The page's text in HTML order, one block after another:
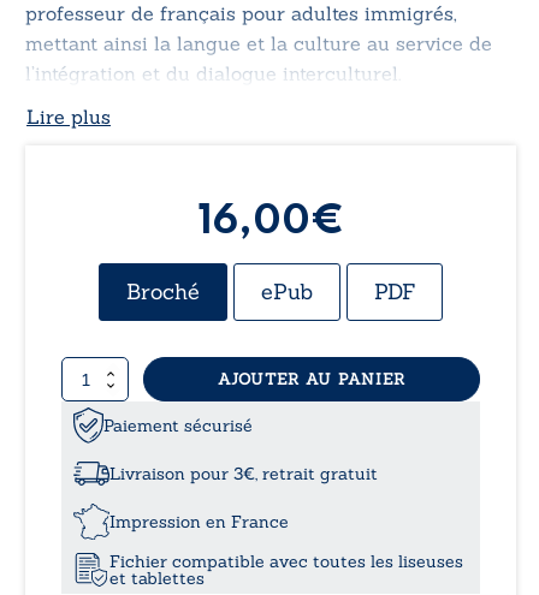
professeur de français pour adultes immigrés,
mettant ainsi la langue et la culture au service de
l’intégration et du dialogue interculturel.
Lire plus
16,00€
Broché ePub PDF
quantité
de
Désirs
délices
Le
menu
des
cœurs
AJOUTER AU PANIER
Paiement sécurisé
Livraison pour 3€, retrait gratuit
Impression en France
Fichier compatible avec toutes les liseuses
et tablettes